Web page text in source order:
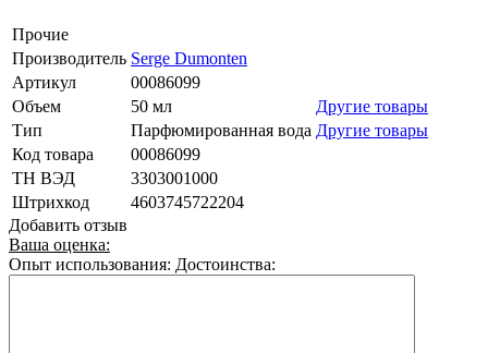
Прочие
Производитель Serge Dumonten
Артикул
00086099
Объем
50 мл
Другие товары
Тип
Парфюмированная вода Другие товары
Код товара
00086099
ТН ВЭД
3303001000
Штрихкод
4603745722204
Добавить отзыв
Ваша оценка:
Опыт использования: Достоинства: